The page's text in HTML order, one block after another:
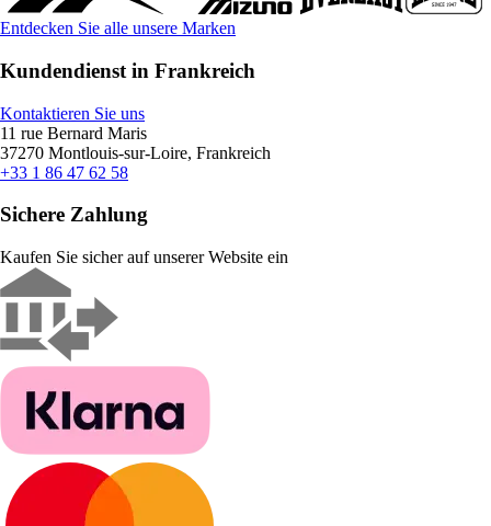
Entdecken Sie alle unsere Marken
Kundendienst in Frankreich
Kontaktieren Sie uns
11 rue Bernard Maris
37270 Montlouis-sur-Loire, Frankreich
+33 1 86 47 62 58
Sichere Zahlung
Kaufen Sie sicher auf unserer Website ein